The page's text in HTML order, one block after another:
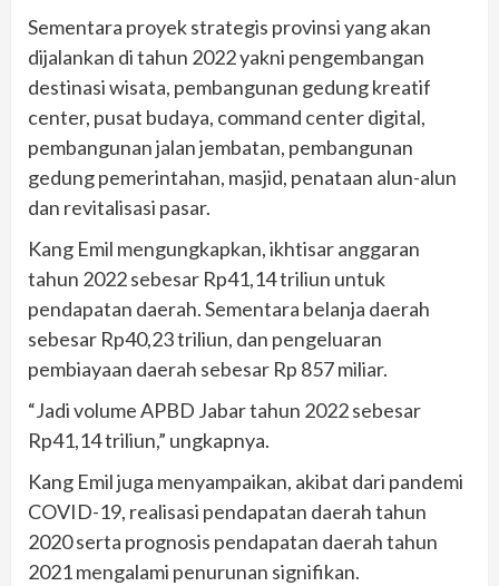
Sementara proyek strategis provinsi yang akan
dijalankan di tahun 2022 yakni pengembangan
destinasi wisata, pembangunan gedung kreatif
center, pusat budaya, command center digital,
pembangunan jalan jembatan, pembangunan
gedung pemerintahan, masjid, penataan alun-alun
dan revitalisasi pasar.
Kang Emil mengungkapkan, ikhtisar anggaran
tahun 2022 sebesar Rp41,14 triliun untuk
pendapatan daerah. Sementara belanja daerah
sebesar Rp40,23 triliun, dan pengeluaran
pembiayaan daerah sebesar Rp 857 miliar.
“Jadi volume APBD Jabar tahun 2022 sebesar
Rp41,14 triliun,” ungkapnya.
Kang Emil juga menyampaikan, akibat dari pandemi
COVID-19, realisasi pendapatan daerah tahun
2020 serta prognosis pendapatan daerah tahun
2021 mengalami penurunan signifikan.